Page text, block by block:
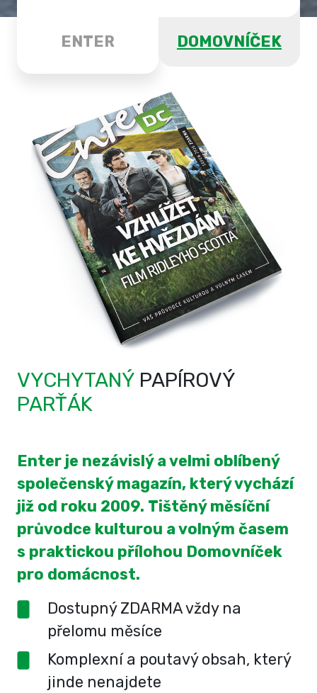
ENTER DOMOVNÍČEK
VYCHYTANÝ PAPÍROVÝ
PARŤÁK
Enter je nezávislý a velmi oblíbený
společenský magazín, který vychází
již od roku 2009. Tištěný měsíční
průvodce kulturou a volným časem
s praktickou přílohou Domovníček
pro domácnost.
Dostupný ZDARMA vždy na
přelomu měsíce
Komplexní a poutavý obsah, který
jinde nenajdete